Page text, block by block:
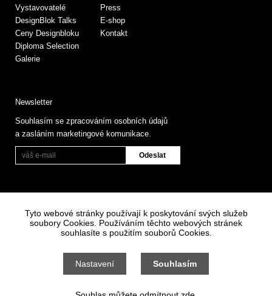
Vystavovatelé
DesignBlok Talks
Ceny Designbloku
Diploma Selection
Galerie
Press
E-shop
Kontakt
Newsletter
Souhlasím se zpracováním osobních údajů
a zasláním marketingové komunikace.
Všeobecné obchodní podmínky
Nastavení cookies
Tyto webové stránky používají k poskytování svých služeb
soubory Cookies. Používáním těchto webových stránek
souhlasíte s použitím souborů Cookies.
Nastavení Souhlasím